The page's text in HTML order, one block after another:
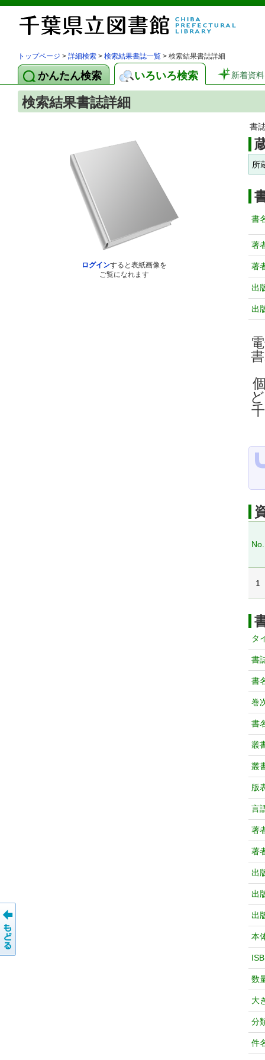
トップページ > 詳細検索 > 検索結果書誌一覧 > 検索結果書誌詳細
かんたん検索 いろいろ検索 新着資料
検索結果書誌詳細
ログインすると表紙画像を
ご覧になれます
書
所
書
著
著
出
出
No.
1
タ
書
書
巻
書
叢
叢
版
言
著
著
出
出
出
本
数
大
分
件